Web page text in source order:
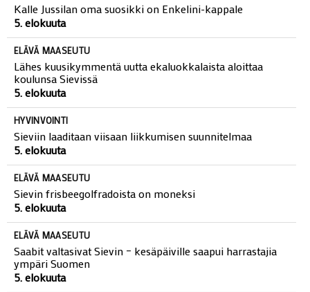
Kalle Jussilan oma suosikki on Enkelini-kappale
5. elokuuta
ELÄVÄ MAASEUTU
Lähes kuusikymmentä uutta ekaluokkalaista aloittaa
koulunsa Sievissä
5. elokuuta
HYVINVOINTI
Sieviin laaditaan viisaan liikkumisen suunnitelmaa
5. elokuuta
ELÄVÄ MAASEUTU
Sievin frisbeegolfradoista on moneksi
5. elokuuta
ELÄVÄ MAASEUTU
Saabit valtasivat Sievin – kesäpäiville saapui harrastajia
ympäri Suomen
5. elokuuta